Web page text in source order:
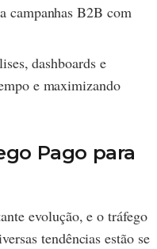
campanhas B2B com
dashboards e
e maximizando
Pago para
evolução, e o tráfego
tendências estão se